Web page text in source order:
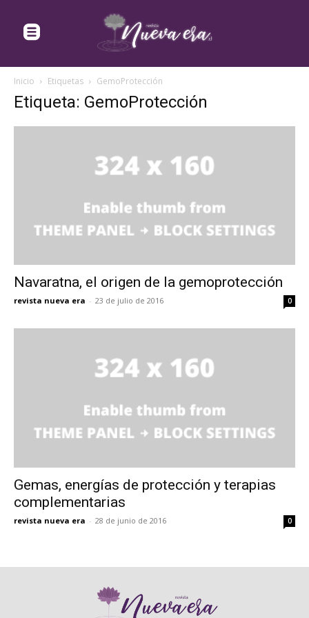
Inicio Etiquetas GemoProtección
Etiqueta: GemoProtección
Navaratna, el origen de la gemoprotección
revista nueva era - 23 de julio de 2016 0
Gemas, energías de protección y terapias
complementarias
revista nueva era - 28 de junio de 2016 0